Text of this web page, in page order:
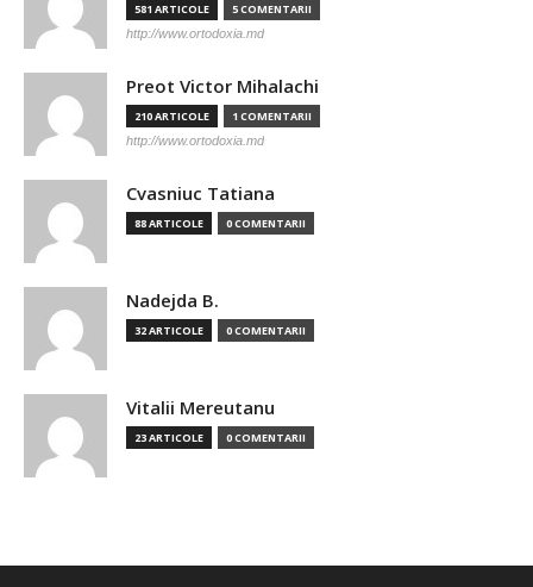
581 ARTICOLE 5 COMENTARII
http://www.ortodoxia.md
Preot Victor Mihalachi
210 ARTICOLE 1 COMENTARII
http://www.ortodoxia.md
Cvasniuc Tatiana
88 ARTICOLE 0 COMENTARII
Nadejda B.
32 ARTICOLE 0 COMENTARII
Vitalii Mereutanu
23 ARTICOLE 0 COMENTARII